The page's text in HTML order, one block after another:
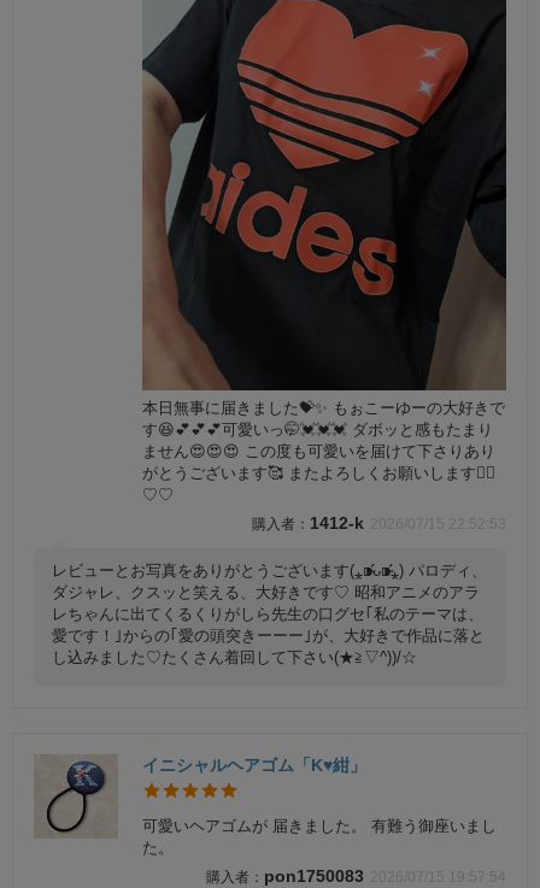
本日無事に届きました💝✨ もぉこーゆーの大好きで
す😆💕💕💕可愛いっ🤭💓💓💓 ダボッと感もたまり
ません😍😍😍 この度も可愛いを届けて下さりあり
がとうございます🥰 またよろしくお願いします🙇‍♀
♡♡
1412-k 2026/07/15 22:52:53
レビューとお写真をありがとうございます(⁎⁍̴̛ᴗ⁍̴̛⁎) パロディ、
ダジャレ、クスッと笑える、大好きです♡ 昭和アニメのアラ
レちゃんに出てくるくりがしら先生の口グセ｢私のテーマは、
愛です！｣からの｢愛の頭突きーーー｣が、大好きで作品に落と
し込みました♡たくさん着回して下さい(★≧▽^))/☆
イニシャルヘアゴム「K♥紺」
可愛いヘアゴムが 届きました。 有難う御座いまし
た。
pon1750083 2026/07/15 19:57:54